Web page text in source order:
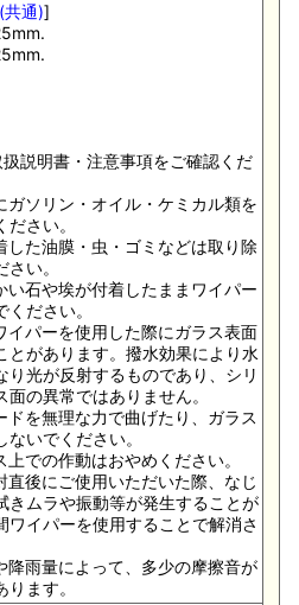
共通)]
説明書・注意事項をご確認くだ
ガソリン・オイル・ケミカル類を
さい。
した油膜・虫・ゴミなどは取り除
い。
い石や埃が付着したままワイパー
ださい。
イパーを使用した際にガラス表面
とがあります。撥水効果により水
り光が反射するものであり、シリ
面の異常ではありません。
ドを無理な力で曲げたり、ガラス
いでください。
での作動はおやめください。
直後にご使用いただいた際、なじ
きムラや振動等が発生することが
ワイパーを使用することで解消さ
降雨量によって、多少の摩擦音が
ます。